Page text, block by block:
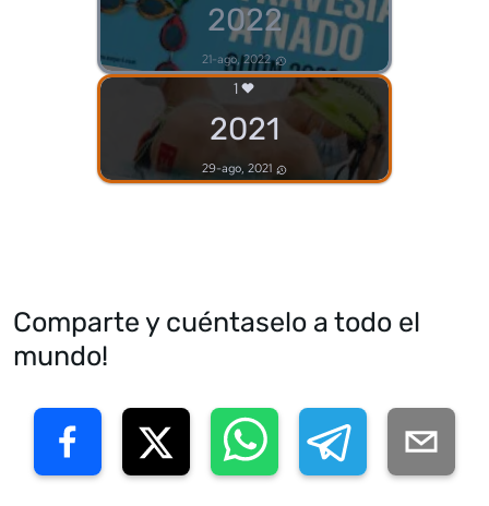
2022
21-ago, 2022
1
2021
29-ago, 2021
Comparte y cuéntaselo a todo el
mundo!